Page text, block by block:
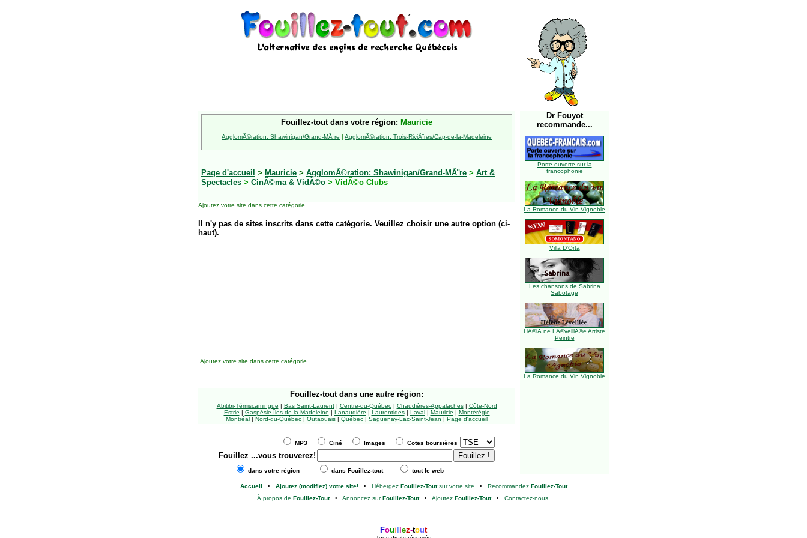
Fouillez-tout dans votre région: Mauricie
AgglomÃ©ration: Shawinigan/Grand-MÃ¨re | AgglomÃ©ration: Trois-RiviÃ¨res/Cap-de-la-Madeleine
Page d'accueil > Mauricie > AgglomÃ©ration: Shawinigan/Grand-MÃ¨re > Art &
Spectacles > CinÃ©ma & VidÃ©o > VidÃ©o Clubs
Ajoutez votre site dans cette catégorie
Il n'y pas de sites inscrits dans cette catégorie. Veuillez choisir une autre option (ci-
haut).
Dr Fouyot
recommande...
Porte ouverte sur la
francophonie
La Romance du Vin Vignoble
Villa D'Orta
Les chansons de Sabrina
Sabotage
HÃ©lÃ¨ne LÃ©veillÃ©e Artiste
Peintre
La Romance du Vin Vignoble
Ajoutez votre site dans cette catégorie
Fouillez-tout dans une autre région:
Abitibi-Témiscamingue | Bas Saint-Laurent| Centre-du-Québec| Chaudières-Appalaches| Côte-Nord
Estrie | Gaspésie-Îles-de-la-Madeleine | Lanaudière | Laurentides| Laval| Mauricie | Montérégie
Montréal | Nord-du-Québec | Outaouais | Québec | Saguenay-Lac-Saint-Jean | Page d'accueil
MP3 Ciné Images Cotes boursières
Fouillez ...vous trouverez!
dans votre région dans Fouillez-tout tout le web
Accueil • Ajoutez (modifiez) votre site!• Hébergez Fouillez-Toutsur votre site • Recommandez Fouillez-Tout
À propos de Fouillez-Tout• Annoncez surFouillez-Tout• Ajoutez Fouillez-Tout • Contactez-nous
Foui ez-tout